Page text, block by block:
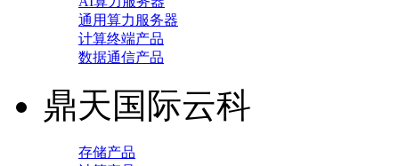
通用算力服务器
计算终端产品
数据通信产品
鼎天国际云科
存储产品